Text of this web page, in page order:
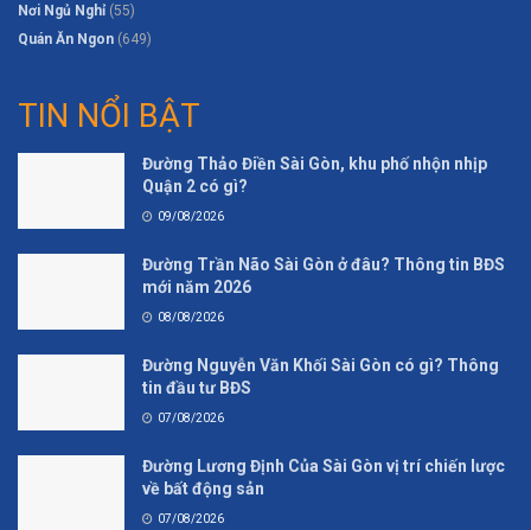
Nơi Ngủ Nghỉ (55)
Quán Ăn Ngon (649)
TIN NỔI BẬT
Đường Thảo Điền Sài Gòn, khu phố nhộn nhịp
Quận 2 có gì?
09/08/2026
Đường Trần Não Sài Gòn ở đâu? Thông tin BĐS
mới năm 2026
08/08/2026
Đường Nguyễn Văn Khối Sài Gòn có gì? Thông
tin đầu tư BĐS
07/08/2026
Đường Lương Định Của Sài Gòn vị trí chiến lược
về bất động sản
07/08/2026